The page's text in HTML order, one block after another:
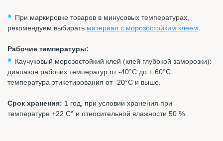
• При маркировке товаров в минусовых температурах,
рекомендуем выбирать материал с морозостойким клеем
Рабочие температуры:
• Каучуковый морозостойкий клей (клей глубокой заморозки):
диапазон рабочих температур от -40°C до + 60°C,
температура этикетирования от -20°C и выше.
Срок хранения: 1 год, при условии хранения при
температуре +22 С° и относительной влажности 50 %.